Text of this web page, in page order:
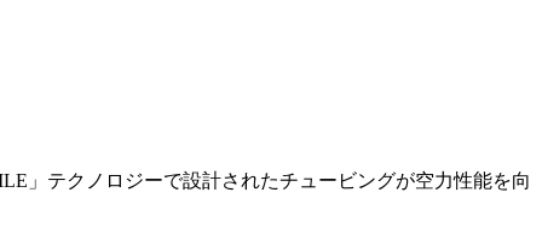
」テクノロジーで設計されたチュービングが空力性能を向